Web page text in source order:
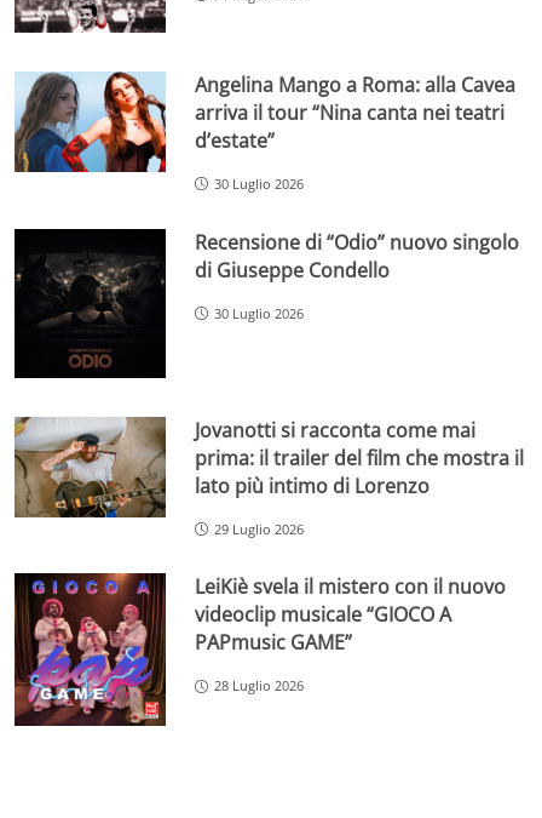
Angelina Mango a Roma: alla Cavea
arriva il tour “Nina canta nei teatri
d’estate”
30 Luglio 2026
Recensione di “Odio” nuovo singolo
di Giuseppe Condello
30 Luglio 2026
Jovanotti si racconta come mai
prima: il trailer del film che mostra il
lato più intimo di Lorenzo
29 Luglio 2026
LeiKiè svela il mistero con il nuovo
videoclip musicale “GIOCO A
PAPmusic GAME”
28 Luglio 2026